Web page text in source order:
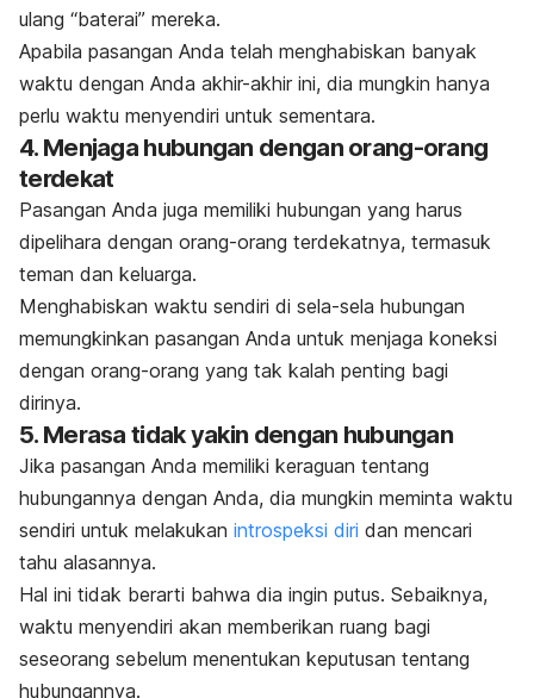
ulang “baterai” mereka.
Apabila pasangan Anda telah menghabiskan banyak
waktu dengan Anda akhir-akhir ini, dia mungkin hanya
perlu waktu menyendiri untuk sementara.
4. Menjaga hubungan dengan orang-orang
terdekat
Pasangan Anda juga memiliki hubungan yang harus
dipelihara dengan orang-orang terdekatnya, termasuk
teman dan keluarga.
Menghabiskan waktu sendiri di sela-sela hubungan
memungkinkan pasangan Anda untuk menjaga koneksi
dengan orang-orang yang tak kalah penting bagi
dirinya.
5. Merasa tidak yakin dengan hubungan
Jika pasangan Anda memiliki keraguan tentang
hubungannya dengan Anda, dia mungkin meminta waktu
sendiri untuk melakukan introspeksi diri dan mencari
tahu alasannya.
Hal ini tidak berarti bahwa dia ingin putus. Sebaiknya,
waktu menyendiri akan memberikan ruang bagi
seseorang sebelum menentukan keputusan tentang
hubungannya.